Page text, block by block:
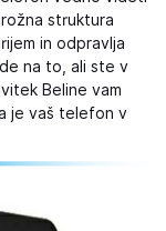
struktura
in odpravlja
na to, ali ste v
Beline vam
je vaš telefon v